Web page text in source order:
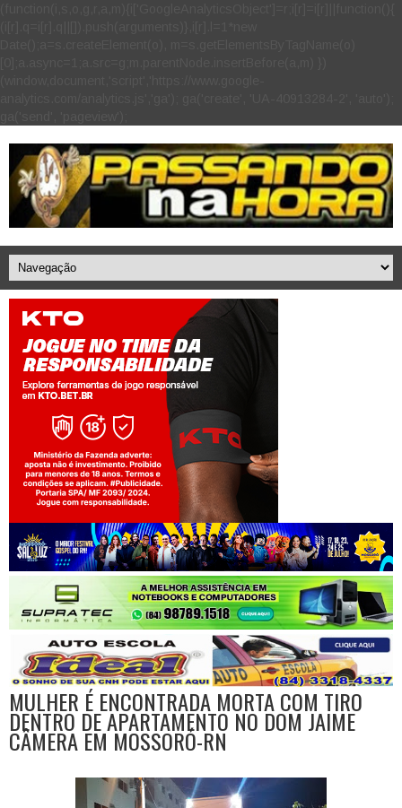
Jogue com responsabilidade. 18+
MULHER É ENCONTRADA MORTA COM TIRO
DENTRO DE APARTAMENTO NO DOM JAIME
CÂMERA EM MOSSORÓ-RN